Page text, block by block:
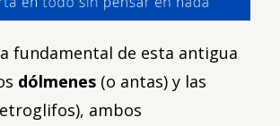
fundamental de esta antigua
dólmenes (o antas) y las
ambos